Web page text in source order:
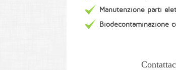
Manutenzione parti
Biodecontaminazione